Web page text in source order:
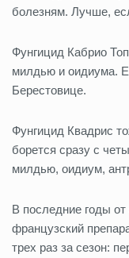
болезням. Лучше,
Фунгицид Кабрио
милдью и оидиума.
Берестовице.
Фунгицид Квадрис
борется сразу с
милдью, оидиум,
В последние годы
французский
трех раз за сезон: